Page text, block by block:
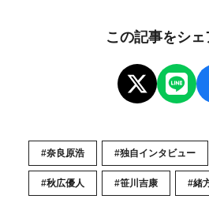
この記事をシェ
#奈良原浩 #独自インタビュー
#秋広優人 #笹川吉康 #緒